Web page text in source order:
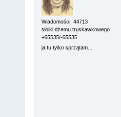
Wiadomości: 44713
słoiki dżemu truskawkowego
+65535/-65535
ja tu tylko sprzątam...